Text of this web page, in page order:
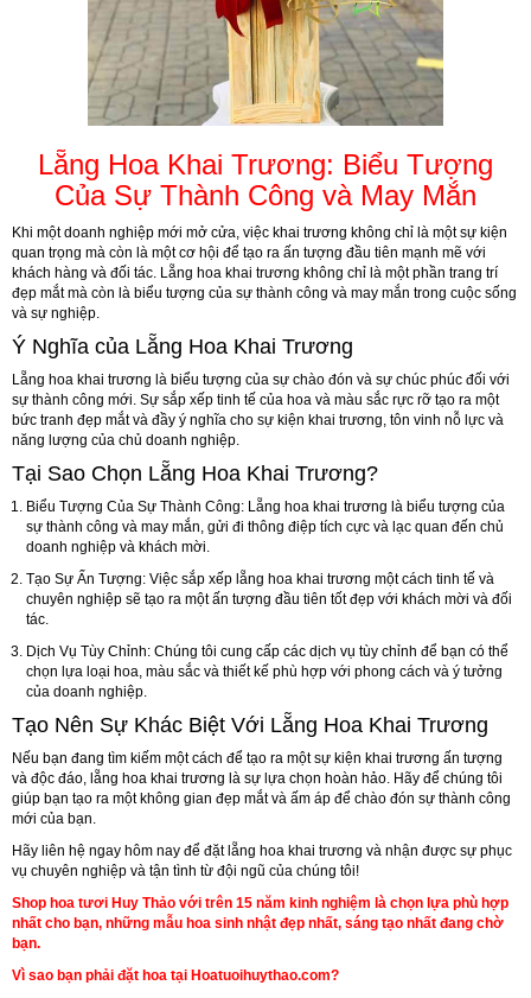
Lẵng Hoa Khai Trương: Biểu Tượng
Của Sự Thành Công và May Mắn
Khi một doanh nghiệp mới mở cửa, việc khai trương không chỉ là một sự kiện
quan trọng mà còn là một cơ hội để tạo ra ấn tượng đầu tiên mạnh mẽ với
khách hàng và đối tác. Lẵng hoa khai trương không chỉ là một phần trang trí
đẹp mắt mà còn là biểu tượng của sự thành công và may mắn trong cuộc sống
và sự nghiệp.
Ý Nghĩa của Lẵng Hoa Khai Trương
Lẵng hoa khai trương là biểu tượng của sự chào đón và sự chúc phúc đối với
sự thành công mới. Sự sắp xếp tinh tế của hoa và màu sắc rực rỡ tạo ra một
bức tranh đẹp mắt và đầy ý nghĩa cho sự kiện khai trương, tôn vinh nỗ lực và
năng lượng của chủ doanh nghiệp.
Tại Sao Chọn Lẵng Hoa Khai Trương?
Biểu Tượng Của Sự Thành Công: Lẵng hoa khai trương là biểu tượng của
sự thành công và may mắn, gửi đi thông điệp tích cực và lạc quan đến chủ
doanh nghiệp và khách mời.
Tạo Sự Ấn Tượng: Việc sắp xếp lẵng hoa khai trương một cách tinh tế và
chuyên nghiệp sẽ tạo ra một ấn tượng đầu tiên tốt đẹp với khách mời và đối
tác.
Dịch Vụ Tùy Chỉnh: Chúng tôi cung cấp các dịch vụ tùy chỉnh để bạn có thể
chọn lựa loại hoa, màu sắc và thiết kế phù hợp với phong cách và ý tưởng
của doanh nghiệp.
Tạo Nên Sự Khác Biệt Với Lẵng Hoa Khai Trương
Nếu bạn đang tìm kiếm một cách để tạo ra một sự kiện khai trương ấn tượng
và độc đáo, lẵng hoa khai trương là sự lựa chọn hoàn hảo. Hãy để chúng tôi
giúp bạn tạo ra một không gian đẹp mắt và ấm áp để chào đón sự thành công
mới của bạn.
Hãy liên hệ ngay hôm nay để đặt lẵng hoa khai trương và nhận được sự phục
vụ chuyên nghiệp và tận tình từ đội ngũ của chúng tôi!
Shop hoa tươi Huy Thảo với trên 15 năm kinh nghiệm là chọn lựa phù hợp
nhất cho bạn, những mẫu hoa sinh nhật đẹp nhất, sáng tạo nhất đang chờ
bạn.
Vì sao bạn phải đặt hoa tại Hoatuoihuythao.com?